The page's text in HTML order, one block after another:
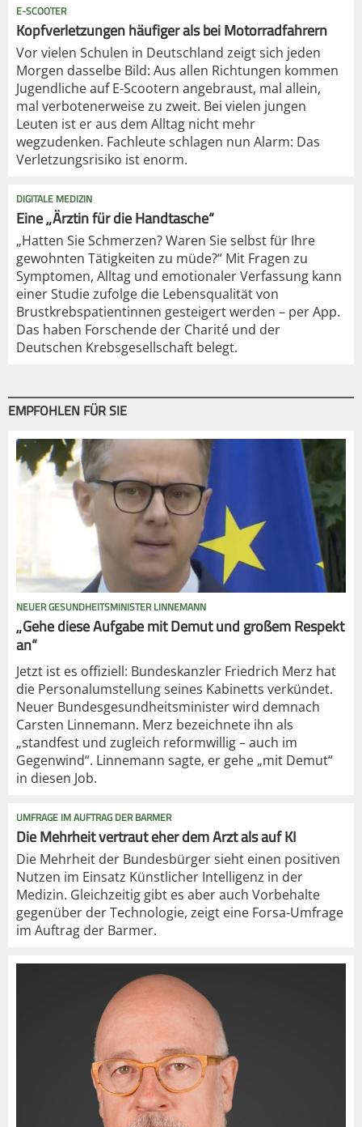
E-SCOOTER
Kopfverletzungen häufiger als bei Motorradfahrern
Vor vielen Schulen in Deutschland zeigt sich jeden
Morgen dasselbe Bild: Aus allen Richtungen kommen
Jugendliche auf E-Scootern angebraust, mal allein,
mal verbotenerweise zu zweit. Bei vielen jungen
Leuten ist er aus dem Alltag nicht mehr
wegzudenken. Fachleute schlagen nun Alarm: Das
Verletzungsrisiko ist enorm.
DIGITALE MEDIZIN
Eine „Ärztin für die Handtasche“
„Hatten Sie Schmerzen? Waren Sie selbst für Ihre
gewohnten Tätigkeiten zu müde?“ Mit Fragen zu
Symptomen, Alltag und emotionaler Verfassung kann
einer Studie zufolge die Lebensqualität von
Brustkrebspatientinnen gesteigert werden – per App.
Das haben Forschende der Charité und der
Deutschen Krebsgesellschaft belegt.
EMPFOHLEN FÜR SIE
NEUER GESUNDHEITSMINISTER LINNEMANN
„Gehe diese Aufgabe mit Demut und großem Respekt
an“
Jetzt ist es offiziell: Bundeskanzler Friedrich Merz hat
die Personalumstellung seines Kabinetts verkündet.
Neuer Bundesgesundheitsminister wird demnach
Carsten Linnemann. Merz bezeichnete ihn als
„standfest und zugleich reformwillig – auch im
Gegenwind“. Linnemann sagte, er gehe „mit Demut“
in diesen Job.
UMFRAGE IM AUFTRAG DER BARMER
Die Mehrheit vertraut eher dem Arzt als auf KI
Die Mehrheit der Bundesbürger sieht einen positiven
Nutzen im Einsatz Künstlicher Intelligenz in der
Medizin. Gleichzeitig gibt es aber auch Vorbehalte
gegenüber der Technologie, zeigt eine Forsa-Umfrage
im Auftrag der Barmer.